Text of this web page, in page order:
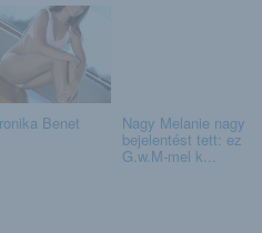
Benet Nagy Melanie nagy
bejelentést tett: ez
G.w.M-mel k...